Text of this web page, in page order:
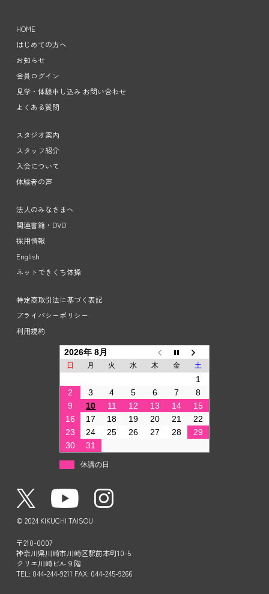
HOME
はじめての方へ
お知らせ
会員ログイン
見学・体験申し込み お問い合わせ
よくある質問
スタジオ案内
スタッフ紹介
入会について
体験者の声
法人のみなさまへ
関連書籍・DVD
採用情報
English
ネットできくち体操
特定商取引法に基づく表記
プライバシーポリシー
利用規約
2026年 8月
日 月 火 水 木 金 土
1
2
3 4 5 6 7
8
9
10 11 12 13 14
15
16
17 18 19 20 21
22
23
24 25 26 27 28
29
30
31
休講の日
© 2024 KIKUCHI TAISOU
〒210-0007
神奈川県川崎市川崎区駅前本町10-5
クリエ川崎ビル９階
TEL: 044-244-9211 FAX: 044-245-9266